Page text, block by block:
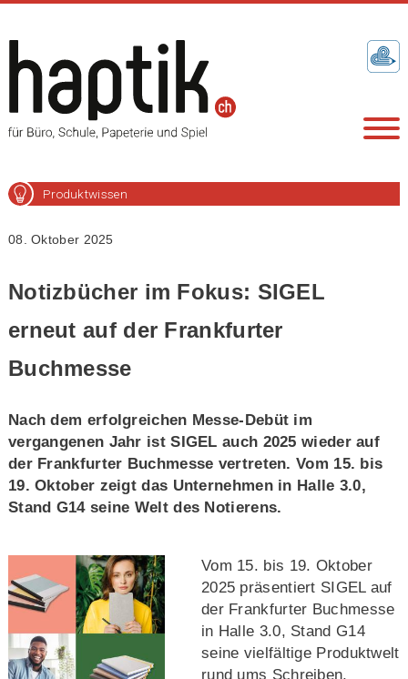
Produktwissen
08. Oktober 2025
Notizbücher im Fokus: SIGEL
erneut auf der Frankfurter
Buchmesse
Nach dem erfolgreichen Messe-Debüt im
vergangenen Jahr ist SIGEL auch 2025 wieder auf
der Frankfurter Buchmesse vertreten. Vom 15. bis
19. Oktober zeigt das Unternehmen in Halle 3.0,
Stand G14 seine Welt des Notierens.
Vom 15. bis 19. Oktober
2025 präsentiert SIGEL auf
der Frankfurter Buchmesse
in Halle 3.0, Stand G14
seine vielfältige Produktwelt
rund ums Schreiben,